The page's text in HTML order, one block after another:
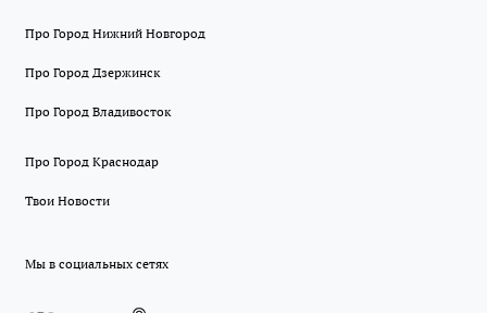
Про Город Нижний Новгород
Про Город Дзержинск
Про Город Владивосток
Про Город Краснодар
Твои Новости
Мы в социальных сетях